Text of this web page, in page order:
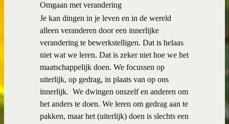
Omgaan met verandering
Je kan dingen in je leven en in de wereld
alleen veranderen door een innerlijke
verandering te bewerkstelligen. Dat is helaas
niet wat we leren. Dat is zeker niet hoe we het
maatschappelijk doen. We focussen op
uiterlijk, op gedrag, in plaats van op ons
innerlijk. We dwingen onszelf en anderen om
het anders te doen. We leren om gedrag aan te
pakken, maar het (uiterlijk) doen is slechts een